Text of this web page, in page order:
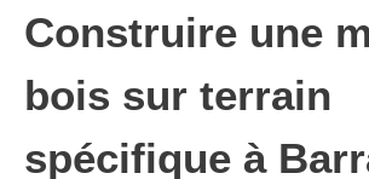
Construire une
bois sur terrain
spécifique à